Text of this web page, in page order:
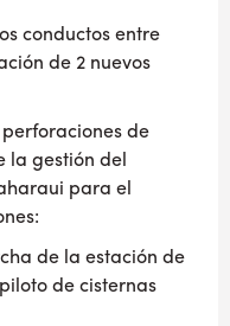
conductos entre
de 2 nuevos
perforaciones de
la gestión del
para el
de la estación de
de cisternas